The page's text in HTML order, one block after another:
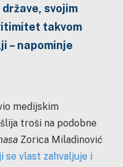
svojim
takvom
– napominje
medijskim
troši na podobne
Zorica Miladinović
se vlast zahvaljuje i